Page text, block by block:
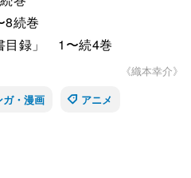
続巻
目録」 1〜続4巻
《織本幸介》
ガ・漫画 アニメ